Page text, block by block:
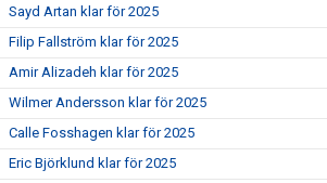
Sayd Artan klar för 2025
Filip Fallström klar för 2025
Amir Alizadeh klar för 2025
Wilmer Andersson klar för 2025
Calle Fosshagen klar för 2025
Eric Björklund klar för 2025